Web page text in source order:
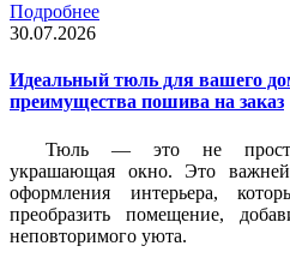
Подробнее
30.07.2026
Идеальный тюль для вашего
преимущества пошива на заказ
Тюль — это не просто
украшающая окно. Это
оформления интерьера,
преобразить помещение,
неповторимого уюта.